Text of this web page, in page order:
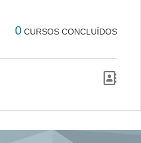
0 CURSOS CONCLUÍDOS